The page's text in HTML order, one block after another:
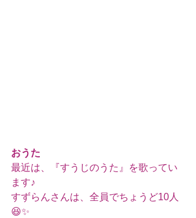
おうた
最近は、『すうじのうた』を歌ってい
ます♪
すずらんさんは、全員でちょうど10人
😆✨